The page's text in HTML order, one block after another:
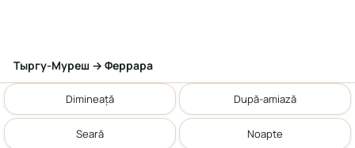
Тыргу-Муреш → Феррара
Dimineață După-amiază
Seară Noapte